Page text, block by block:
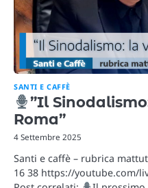
SANTI E CAFFÈ
”Il
Roma”
4 Settembre 2025
Santi e caffè – rubrica
16 38 https://youtube.com/